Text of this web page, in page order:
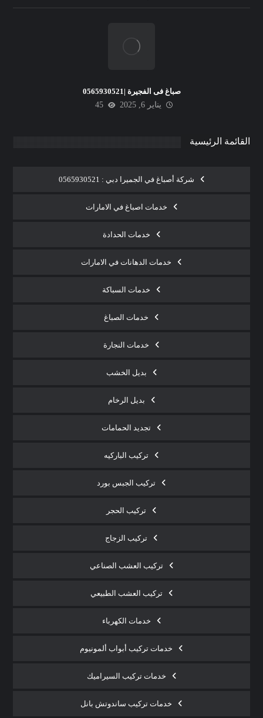
صباغ فى الفجيرة |0565930521
يناير 6, 2025
45
القائمة الرئيسية
شركة أصباغ في الجميرا دبي : 0565930521
خدمات اصباغ في الامارات
خدمات الحدادة
خدمات الدهانات في الامارات
خدمات السباكة
خدمات الصباغ
خدمات النجارة
بديل الخشب
بديل الرخام
تجديد الحمامات
تركيب الباركيه
تركيب الجبس بورد
تركيب الحجر
تركيب الزجاج
تركيب العشب الصناعي
تركيب العشب الطبيعي
خدمات الكهرباء
خدمات تركيب أبواب ألمونيوم
خدمات تركيب السيراميك
خدمات تركيب ساندوتش بانل